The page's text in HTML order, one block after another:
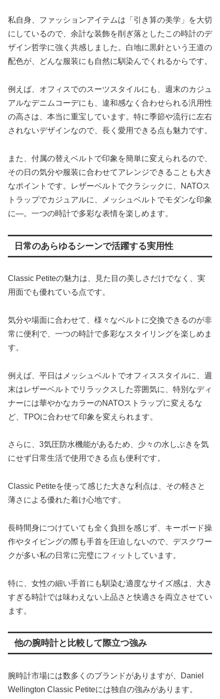
私自身、ファッションアイテムは「引き算の美学」を大切
にしているので、余計な装飾を削ぎ落としたこの時計のデ
ザイン哲学に強く共感しました。白地に黒針という王道の
配色が、どんな服装にも自然に馴染んでくれるからです。
例えば、オフィスでのスーツスタイルにも、週末のカジュ
アルなデニムコーデにも、違和感なく合わせられる汎用性
の高さは、本当に重宝しています。特に季節や流行に左右
されないデザインなので、長く愛用できる点も魅力です。
また、付属の替えベルトで印象を簡単に変えられるので、
その日の気分や服装に合わせてアレンジできることも大き
なポイントです。レザーベルトでクラシックに、NATOス
トラップでカジュアルに、メッシュベルトでモダンな印象
に—。一つの時計で多彩な表情を楽しめます。
日常のあらゆるシーンで活躍する実用性
Classic Petiteの魅力は、見た目の美しさだけでなく、実
用面でも優れている点です。
気分や場面に合わせて、様々なベルトに交換できるのが非
常に便利で、一つの時計で多彩なスタイリングを楽しめま
す。
例えば、平日はメッシュベルトでオフィススタイルに、週
末はレザーベルトでリラックスした雰囲気に、特別なディ
ナーには華やかなカラーのNATOストラップに変えるな
ど、TPOに合わせて印象を変えられます。
さらに、3気圧防水機能があるため、少々の水しぶきを気
にせず日常生活で使用できる点も便利です。
Classic Petiteを使って感じた大きな利点は、その軽さと
薄さによる優れた着け心地です。
長時間身につけていても全く負担を感じず、キーボード操
作やタイピングの際も手首を圧迫しないので、デスクワー
クが多い私の日常に完璧にフィットしています。
特に、女性の細い手首にも馴染む適度なサイズ感は、大き
すぎる時計では味わえない上品さと快適さを両立させてい
ます。
他の腕時計と比較して際立つ強み
腕時計市場には数多くのブランドがありますが、Daniel
Wellington Classic Petiteには独自の強みがあります。